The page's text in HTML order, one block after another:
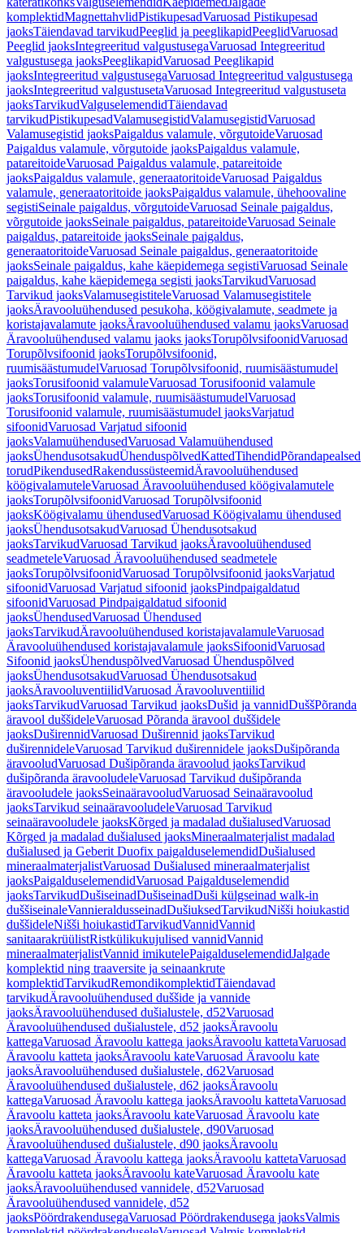
komplektidMagnettahvlidPistikupesadVaruosad Pistikupesad
jaoksTäiendavad tarvikudPeeglid ja peeglikapidPeeglidVaruosad
Peeglid jaoksIntegreeritud valgustusegaVaruosad Integreeritud
valgustusega jaoksPeeglikapidVaruosad Peeglikapid
jaoksIntegreeritud valgustusegaVaruosad Integreeritud valgustusega
jaoksIntegreeritud valgustusetaVaruosad Integreeritud valgustuseta
jaoksTarvikudValguselemendidTäiendavad
tarvikudPistikupesadValamusegistidValamusegistidVaruosad
Valamusegistid jaoksPaigaldus valamule, võrgutoideVaruosad
Paigaldus valamule, võrgutoide jaoksPaigaldus valamule,
patareitoideVaruosad Paigaldus valamule, patareitoide
jaoksPaigaldus valamule, generaatoritoideVaruosad Paigaldus
valamule, generaatoritoide jaoksPaigaldus valamule, ühehoovaline
segistiSeinale paigaldus, võrgutoideVaruosad Seinale paigaldus,
võrgutoide jaoksSeinale paigaldus, patareitoideVaruosad Seinale
paigaldus, patareitoide jaoksSeinale paigaldus,
generaatoritoideVaruosad Seinale paigaldus, generaatoritoide
jaoksSeinale paigaldus, kahe käepidemega segistiVaruosad Seinale
paigaldus, kahe käepidemega segisti jaoksTarvikudVaruosad
Tarvikud jaoksValamusegistiteleVaruosad Valamusegistitele
jaoksÄravooluühendused pesukoha, köögivalamute, seadmete ja
koristajavalamute jaoksÄravooluühendused valamu jaoksVaruosad
Äravooluühendused valamu jaoks jaoksTorupõlvsifoonidVaruosad
Torupõlvsifoonid jaoksTorupõlvsifoonid,
ruumisäästumudelVaruosad Torupõlvsifoonid, ruumisäästumudel
jaoksTorusifoonid valamuleVaruosad Torusifoonid valamule
jaoksTorusifoonid valamule, ruumisäästumudelVaruosad
Torusifoonid valamule, ruumisäästumudel jaoksVarjatud
sifoonidVaruosad Varjatud sifoonid
jaoksValamuühendusedVaruosad Valamuühendused
jaoksÜhendusotsakudÜhenduspõlvedKattedTihendidPõrandapealsed
torudPikendusedRakendussüsteemidÄravooluühendused
köögivalamuteleVaruosad Äravooluühendused köögivalamutele
jaoksTorupõlvsifoonidVaruosad Torupõlvsifoonid
jaoksKöögivalamu ühendusedVaruosad Köögivalamu ühendused
jaoksÜhendusotsakudVaruosad Ühendusotsakud
jaoksTarvikudVaruosad Tarvikud jaoksÄravooluühendused
seadmeteleVaruosad Äravooluühendused seadmetele
jaoksTorupõlvsifoonidVaruosad Torupõlvsifoonid jaoksVarjatud
sifoonidVaruosad Varjatud sifoonid jaoksPindpaigaldatud
sifoonidVaruosad Pindpaigaldatud sifoonid
jaoksÜhendusedVaruosad Ühendused
jaoksTarvikudÄravooluühendused koristajavalamuleVaruosad
Äravooluühendused koristajavalamule jaoksSifoonidVaruosad
Sifoonid jaoksÜhenduspõlvedVaruosad Ühenduspõlved
jaoksÜhendusotsakudVaruosad Ühendusotsakud
jaoksÄravooluventiilidVaruosad Äravooluventiilid
jaoksTarvikudVaruosad Tarvikud jaoksDušid ja vannidDuššPõranda
äravool duššideleVaruosad Põranda äravool duššidele
jaoksDuširennidVaruosad Duširennid jaoksTarvikud
duširennideleVaruosad Tarvikud duširennidele jaoksDušipõranda
äravooludVaruosad Dušipõranda äravoolud jaoksTarvikud
dušipõranda äravooludeleVaruosad Tarvikud dušipõranda
äravooludele jaoksSeinaäravooludVaruosad Seinaäravoolud
jaoksTarvikud seinaäravooludeleVaruosad Tarvikud
seinaäravooludele jaoksKõrged ja madalad dušialusedVaruosad
Kõrged ja madalad dušialused jaoksMineraalmaterjalist madalad
dušialused ja Geberit Duofix paigalduselemendidDušialused
mineraalmaterjalistVaruosad Dušialused mineraalmaterjalist
jaoksPaigalduselemendidVaruosad Paigalduselemendid
jaoksTarvikudDušiseinadDušiseinadDuši külgseinad walk-in
duššiseinaleVannieraldusseinadDušiuksedTarvikudNišši hoiukastid
duššideleNišši hoiukastidTarvikudVannidVannid
sanitaarakrüülistRistkülikukujulised vannidVannid
mineraalmaterjalistVannid imikutelePaigalduselemendidJalgade
komplektid ning traaversite ja seinaankrute
komplektidTarvikudRemondikomplektidTäiendavad
tarvikudÄravooluühendused duššide ja vannide
jaoksÄravooluühendused dušialustele, d52Varuosad
Äravooluühendused dušialustele, d52 jaoksÄravoolu
kattegaVaruosad Äravoolu kattega jaoksÄravoolu kattetaVaruosad
Äravoolu katteta jaoksÄravoolu kateVaruosad Äravoolu kate
jaoksÄravooluühendused dušialustele, d62Varuosad
Äravooluühendused dušialustele, d62 jaoksÄravoolu
kattegaVaruosad Äravoolu kattega jaoksÄravoolu kattetaVaruosad
Äravoolu katteta jaoksÄravoolu kateVaruosad Äravoolu kate
jaoksÄravooluühendused dušialustele, d90Varuosad
Äravooluühendused dušialustele, d90 jaoksÄravoolu
kattegaVaruosad Äravoolu kattega jaoksÄravoolu kattetaVaruosad
Äravoolu katteta jaoksÄravoolu kateVaruosad Äravoolu kate
jaoksÄravooluühendused vannidele, d52Varuosad
Äravooluühendused vannidele, d52
jaoksPöördrakendusegaVaruosad Pöördrakendusega jaoksValmis